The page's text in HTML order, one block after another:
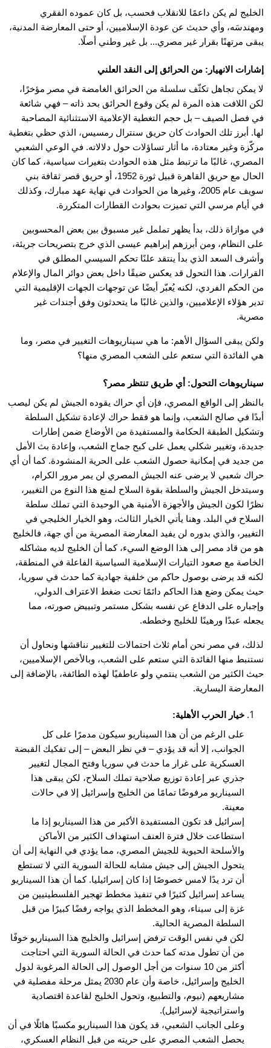
الخليج لم يكن داعمًا للانقلاب فحسب، بل كان عموده الفقري
ومهندسَه، وأي حديث عن عودة الإسلاميين، أو حتى المعارضة المدنية،
يبقى مرتهنًا بقرار غير مصري... بل غير وطني أصلًا.
إشارات الانهيار: من الحرائق إلى النقد العلني
لا يمكن تجاهل تكثّف سلسلة من الحرائق الغامضة في مصر مؤخرًا،
لكن اللافت هذه المرة لم يكن وقوع الحرائق بحد ذاته – فهي شائعة
في فصل الصيف – بل حجم التغطية الإعلامية الاستثنائية المصاحبة
لها. أبرز تلك الحوادث كان حريق سنترال رمسيس، الذي حظي بتغطية
مركّزة وغير معتادة، ما أثار تساؤلات حول دلالاته. في الوعي الشعبي
المصري، غالبًا ما ترتبط مثل هذه الحوادث بتغيرات سياسية، كما كان
الحال مع حريق القاهرة قبيل ثورة 1952، أو حريق قصر ثقافة بني
سويف عام 2005، وغيرها من الحوادث في نهاية عهد مبارك، وكذلك
في أيام مرسي التي تميزت بحوادث القطارات المتكررة.
في موازاة ذلك، بدأ يظهر تململ غير مسبوق بين بعض المحسوبين
على النظام، ومن أبرزهم إبراهيم عيسى الذي خرج بتصريحات جريئة،
وأشرف السعد الذي بدأ ينتقد علنًا تحكم السيسي المطلق في
القرارات. هذا التحول قد يعكس ضيقًا داخل بعض دوائر المال والإعلام
من الحكم الفردي، لكنه يُعبّر أيضًا عن توجهات الجهات الإقليمية التي
تدير هؤلاء الإعلاميين، والذين غالبًا ما يتحدثون وفق أجندات غير
مصرية.
ولكن يبقى السؤال الأهم: ما هي سيناريوهات التغيير في مصر، وما
هي الفائدة التي ستعم على الشعب المصري منها؟
سيناريوهات التحول: أي طريق تنتظر مصر؟
بالنظر إلى الواقع المصري، فإن أي حراك يقوده الجيش لم يكن ليصب
أبدًا في صالح الشعب، وإنما هو فقط حراك لإعادة تشكيل السلطة
وتشكيل الطبقة الحكامة والمستفيدة من الأوضاع ضمن إطارات
جديدة، وتغيير شكلي يعمل على كبح جماح الشعب، وإعادة بث الأمل
من جديد في إمكانية حصول الشعب على الحرية المنشودة. كما أن أي
حراك شعبي لا يرضى عنه الجيش المصري لن يمر مرور الكرام،
وسيتدخل الجيش والسلطة بقوة السلاح لمنع هذا النوع من التغيير،
نظرًا لكون الجيش والأجهزة الأمنية هي الوحيدة التي تملك سلطة
السلاح في البلد. وهنا يأتي الخيار الثالث، وهو الخيار الخليجي في
التغيير، والذي بدوره لن يفيد المعارضة المصرية من أي جهة، فالخليج
هو من قاد مصر إلى هذا الوضع السيء، كما أن الخليج لديه مشاكله
الخاصة مع صعود التيارات الإسلامية السياسية الفاعلة في المنطقة،
لكنه قد يرضى بوصول حاكم من خلفية جهادية كما حدث في سوريا،
حيث يمكن وضع هذا الحاكم دائمًا تحت ضغط الاعتراف الدولي،
وإجباره على الدفاع عن نفسه بشكل مستمر وتبييض صورته، مما
يجعله عبدًا ورهينًا للخليج وخططه.
لذلك، في مصر نحن أمام ثلاث احتمالات للتغيير نناقشها ونحاول أن
نستنبط منها الفائدة التي ستعم على الشعب، وبالأخص الإسلاميين،
حيث الكثير من الشعب ينتمي ولو عاطفيًا لهذه الطائفة، بالإضافة إلى
المعارضة اليسارية.
خيار الحرب الأهلية:
على الرغم من أن هذا السيناريو سيكون مدمرًا على كل
الجوانب، إلا أنه قد يؤدي – في نظر البعض – إلى تفكيك القبضة
العسكرية على غرار ما حدث في سوريا وفتح المجال لتغيير
جذري عبر إعادة توزيع صلاحية تملك السلاح، لكن يبقى هذا
السيناريو مرفوضًا تمامًا من الخليج وإسرائيل إلا في حالات
معينة.
إسرائيل قد تكون المستفيدة الأكبر من هذا السيناريو إذا ما
استطاعت خلال فترة العنف استهداف الكثير من الأماكن
والأسلحة الحيوية للجيش المصري، مما يؤدي في النهاية إلى أن
يتحول الجيش إلى جيش مشابه للحالة السورية التي لا تستطع
أن ترد يدًا لامس خصوصًا إذا كان إسرائيليا. كما أن هذا السيناريو
يساعد إسرائيل كثيرًا في تنفيذ مخطط تهجير الفلسطينيين من
غزة إلى سيناء، وهو المخطط الذي يواجه رفضًا كبيرًا من قبل
السلطة المصرية الحالية.
لكن في نفس الوقت ترفض إسرائيل والخليج هذا السيناريو خوفًا
من أن تطول مدته كما حدث في الحالة السورية التي احتاجت
أكثر من 10 سنوات من أجل الوصول إلى الحالة المرغوبة لدول
الخليج وإسرائيل، خاصة وأن عام 2030 يمثل مرحلة مفصلية في
مشاريعهم (نيوم، والتطبيع، وتحول الخليج لقاعدة اقتصادية
واستراتيجية لإسرائيل).
وعلى الجانب الشعبي، قد يكون هذا السيناريو مكسبًا هائلًا في أن
يحصل الشعب المصري على حريته من قبل النظام العسكري،